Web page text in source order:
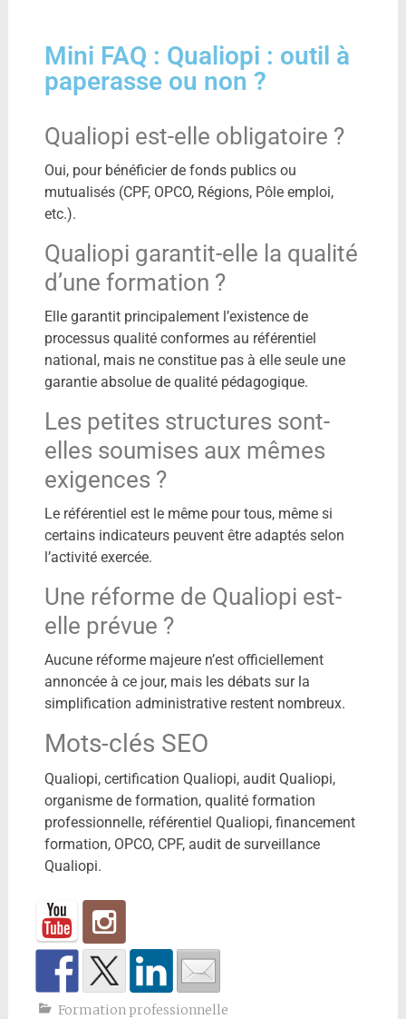
Mini FAQ : Qualiopi : outil à
paperasse ou non ?
Qualiopi est-elle obligatoire ?
Oui, pour bénéficier de fonds publics ou
mutualisés (CPF, OPCO, Régions, Pôle emploi,
etc.).
Qualiopi garantit-elle la qualité
d’une formation ?
Elle garantit principalement l’existence de
processus qualité conformes au référentiel
national, mais ne constitue pas à elle seule une
garantie absolue de qualité pédagogique.
Les petites structures sont-
elles soumises aux mêmes
exigences ?
Le référentiel est le même pour tous, même si
certains indicateurs peuvent être adaptés selon
l’activité exercée.
Une réforme de Qualiopi est-
elle prévue ?
Aucune réforme majeure n’est officiellement
annoncée à ce jour, mais les débats sur la
simplification administrative restent nombreux.
Mots-clés SEO
Qualiopi, certification Qualiopi, audit Qualiopi,
organisme de formation, qualité formation
professionnelle, référentiel Qualiopi, financement
formation, OPCO, CPF, audit de surveillance
Qualiopi.
Formation professionnelle